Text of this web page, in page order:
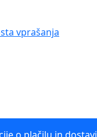
vprašanja